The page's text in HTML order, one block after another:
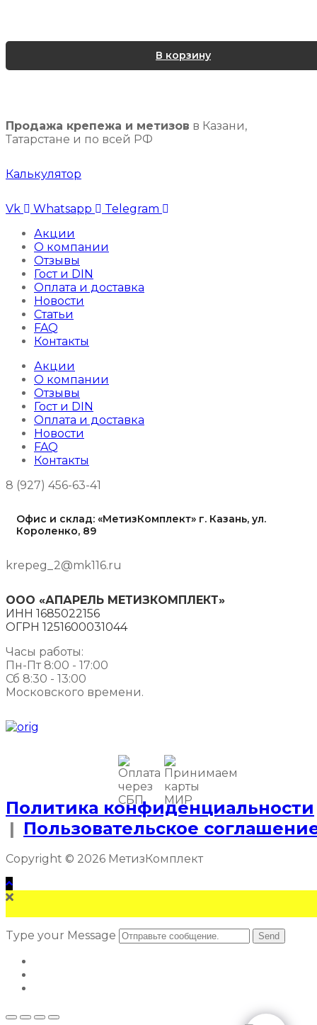
В корзину
Продажа крепежа и метизов в Казани,
Татарстане и по всей РФ
Калькулятор
Vk Whatsapp
Telegram
Акции
О компании
Отзывы
Гост и DIN
Оплата и доставка
Новости
Статьи
FAQ
Контакты
Акции
О компании
Отзывы
Гост и DIN
Оплата и доставка
Новости
FAQ
Контакты
8 (927) 456-63-41
Офис и склад: «МетизКомплект» г. Казань, ул.
Короленко, 89
krepeg_2@mk116.ru
ООО «АПАРЕЛЬ МЕТИЗКОМПЛЕКТ»
ИНН 1685022156
ОГРН 1251600031044
Часы работы:
Пн-Пт 8:00 - 17:00
Сб 8:30 - 13:00
Московского времени.
Политика конфиденциальности
| Пользовательское
Copyright © 2026 МетизКомплект
Type your Message Send